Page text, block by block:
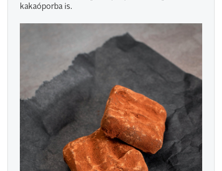
kakaóporba is.